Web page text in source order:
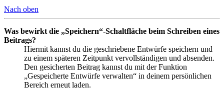
Nach oben
Was bewirkt die „Speichern“-Schaltfläche beim Schreiben eines
Beitrags?
Hiermit kannst du die geschriebene Entwürfe speichern und
zu einem späteren Zeitpunkt vervollständigen und absenden.
Den gesicherten Beitrag kannst du mit der Funktion
„Gespeicherte Entwürfe verwalten“ in deinem persönlichen
Bereich erneut laden.